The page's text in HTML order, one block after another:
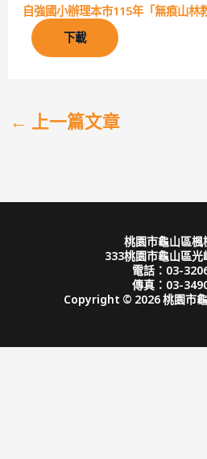
自強國小辦理本市115年「無痕山林
下載
← 上一篇文章
桃園市龜山區楓
333桃園市龜山區光
電話：03-
傳真：03-
Copyright © 2026 桃園市